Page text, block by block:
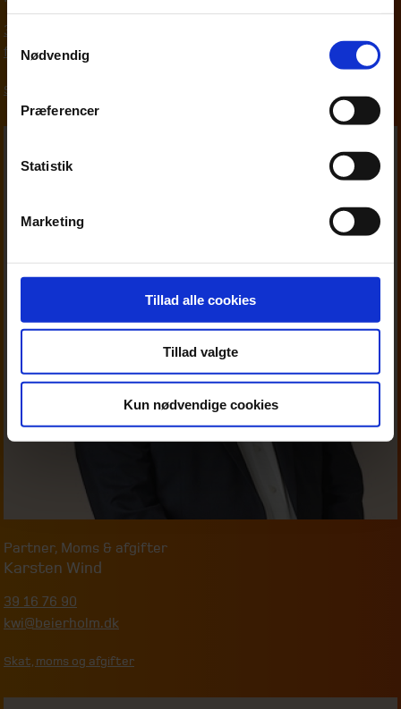
Samtykkevalg
Nødvendig
Præferencer
Statistik
Marketing
Tillad alle cookies
Tillad valgte
Kun nødvendige cookies
33 18 13 29
fim@beierholm.dk
Skat, moms og afgifter
Partner, Moms & afgifter
Karsten Wind
39 16 76 90
kwi@beierholm.dk
Skat, moms og afgifter